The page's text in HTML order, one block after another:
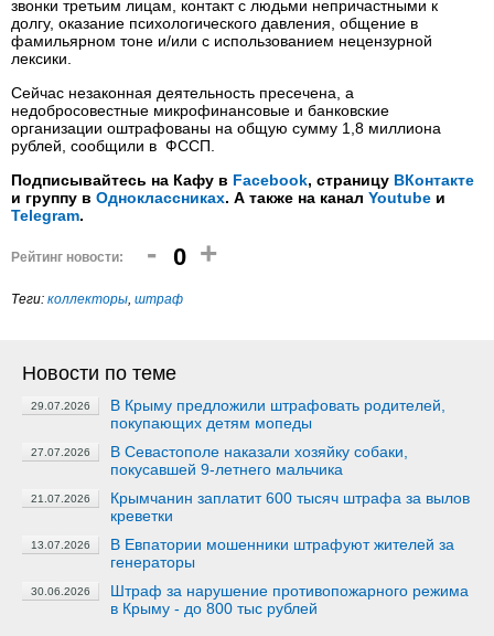
звонки третьим лицам, контакт с людьми непричастными к
долгу, оказание психологического давления, общение в
фамильярном тоне и/или с использованием нецензурной
лексики.
Сейчас незаконная деятельность пресечена, а
недобросовестные микрофинансовые и банковские
организации оштрафованы на общую сумму 1,8 миллиона
рублей, сообщили в ФССП.
Подписывайтесь на Кафу в Facebook, страницу ВКонтакте
и группу в Одноклассниках. А также на канал Youtube и
Telegram.
Рейтинг новости: - 0 +
Теги: коллекторы, штраф
Новости по теме
29.07.2026
В Крыму предложили штрафовать родителей,
покупающих детям мопеды
27.07.2026
В Севастополе наказали хозяйку собаки,
покусавшей 9-летнего мальчика
21.07.2026
Крымчанин заплатит 600 тысяч штрафа за вылов
креветки
13.07.2026
В Евпатории мошенники штрафуют жителей за
генераторы
30.06.2026
Штраф за нарушение противопожарного режима
в Крыму - до 800 тыс рублей